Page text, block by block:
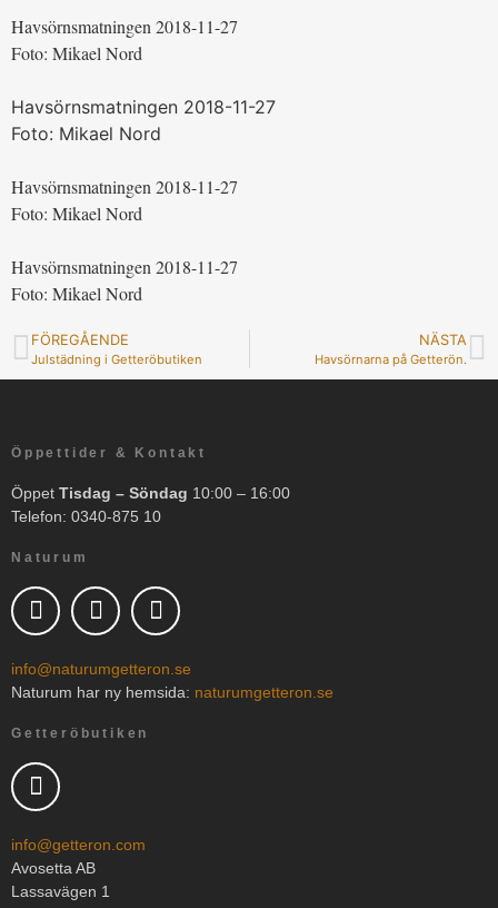
Havsörnsmatningen 2018-11-27
Foto: Mikael Nord
Havsörnsmatningen 2018-11-27
Foto: Mikael Nord
Havsörnsmatningen 2018-11-27
Foto: Mikael Nord
Havsörnsmatningen 2018-11-27
Foto: Mikael Nord
FÖREGÅENDE
Julstädning i Getteröbutiken
NÄSTA
Havsörnarna på Getterön.
Öppettider & Kontakt
Öppet Tisdag – Söndag 10:00 – 16:00
Telefon: 0340-875 10
Naturum
info@naturumgetteron.se
Naturum har ny hemsida: naturumgetteron.se
Getteröbutiken
info@getteron.com
Avosetta AB
Lassavägen 1